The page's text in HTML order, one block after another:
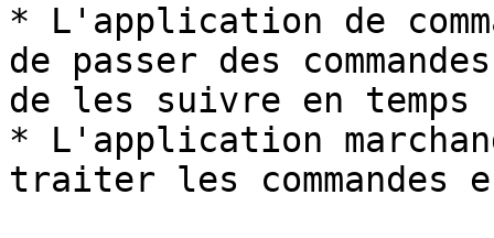
* L'application de
de passer des
de les suivre en
* L'application
traiter les commandes